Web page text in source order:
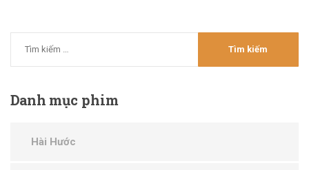
Danhmục phim
Hài Hước